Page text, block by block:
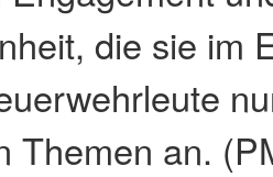
die sie im
Themen an.